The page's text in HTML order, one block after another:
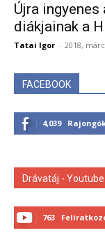
Újra
diákjainak a
Tatai Igor - 2018,
FACEBOOK
4,039
Drávatáj - Youtube
763